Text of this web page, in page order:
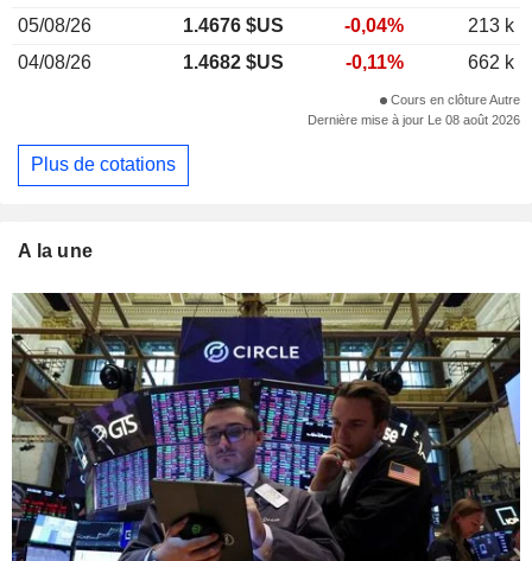
05/08/26
1.4676 $US -0,04%
213 k
04/08/26
1.4682 $US -0,11% 662 k
Cours en clôture Autre
Dernière mise à jour Le 08 août 2026
Plus de cotations
A la une